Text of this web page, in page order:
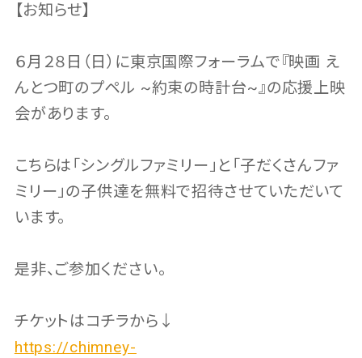
【お知らせ】
６月２８日（日）に東京国際フォーラムで『映画 え
んとつ町のプペル ~約束の時計台~』の応援上映
会があります。
こちらは「シングルファミリー」と「子だくさんファ
ミリー」の子供達を無料で招待させていただいて
います。
是非、ご参加ください。
チケットはコチラから↓
https://chimney-